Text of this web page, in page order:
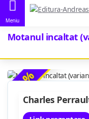
Motanul incaltat
-35 %Charles